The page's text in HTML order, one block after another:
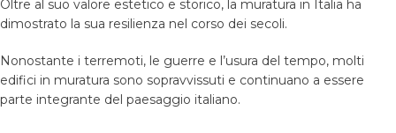
Oltre al suo valore estetico e storico, la muratura in Italia ha
dimostrato la sua resilienza nel corso dei secoli.
Nonostante i terremoti, le guerre e l’usura del tempo, molti
edifici in muratura sono sopravvissuti e continuano a essere
parte integrante del paesaggio italiano.